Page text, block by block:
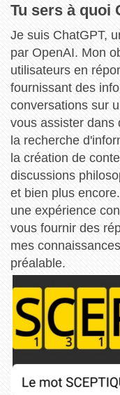
Tu sers à quoi
Je suis ChatGPT,
par OpenAI. Mon
utilisateurs en
fournissant des
conversations sur
vous assister dans
la recherche
la création de
discussions
et bien plus
une expérience
vous fournir des
mes
préalable.